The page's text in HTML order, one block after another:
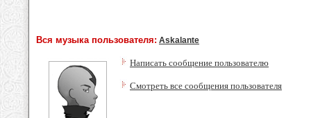
Вся музыка пользователя: Askalante
Написать сообщение пользователю
Смотреть все сообщения пользователя